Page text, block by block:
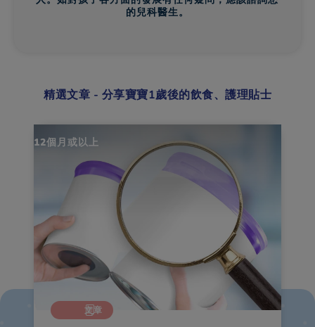
的兒科醫生。
精選文章 - 分享寶寶1歲後的飲食、護理貼士
12個月或以上
文章